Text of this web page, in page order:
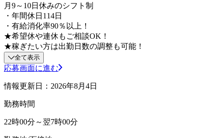
月9～10日休みのシフト制
・年間休日114日
・有給消化率90％以上！
★希望休や連休もご相談OK！
★稼ぎたい方は出勤日数の調整も可能！
全て表示
応募画面に進む
情報更新日：2026年8月4日
勤務時間
22時00分～翌7時00分